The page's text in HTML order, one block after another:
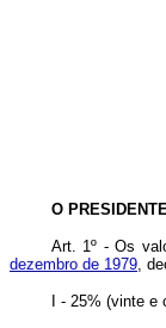
O
Art. 1º - Os
dezembro de 1979,
I - 25% (vinte